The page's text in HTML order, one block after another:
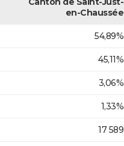
en-Chaussée
54,89%
45,11%
3,06%
1,33%
17 589